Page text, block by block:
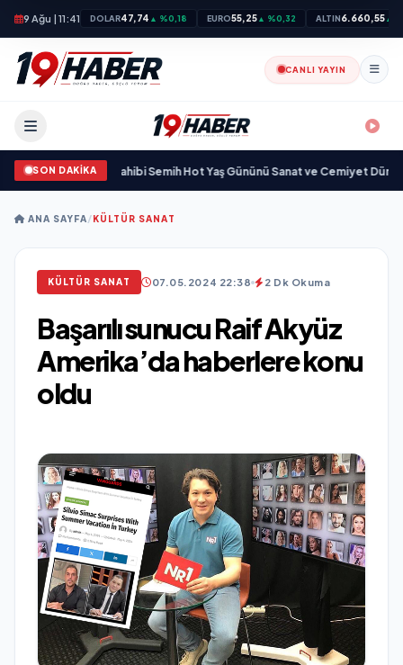
9 Ağu | 11:41 DOLAR47,74 ▲ %0,18 EURO55,25▲ %0,32 ALTIN6.660,55▲
CANLI YAYIN
SON DAKİKA
Zincirleri Sahibi Semih Hot Yaş Gününü Sanat ve Cemiyet Dünyasının
ANA SAYFA/KÜLTÜR SANAT
KÜLTÜR SANAT 07.05.2024 22:38 2 Dk Okuma
Başarılı sunucu Raif Akyüz
Amerika’da haberlere konu
oldu